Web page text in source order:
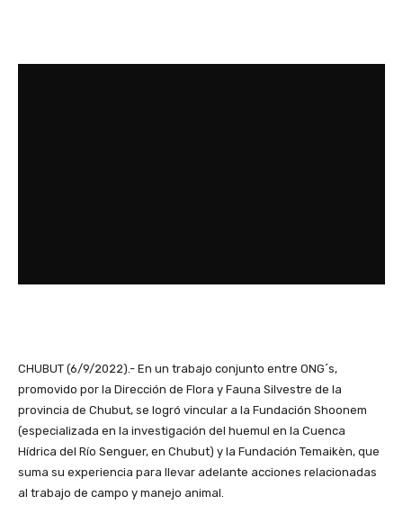
CHUBUT (6/9/2022).- En un trabajo conjunto entre ONG´s,
promovido por la Dirección de Flora y Fauna Silvestre de la
provincia de Chubut, se logró vincular a la Fundación Shoonem
(especializada en la investigación del huemul en la Cuenca
Hídrica del Río Senguer, en Chubut) y la Fundación Temaikèn, que
suma su experiencia para llevar adelante acciones relacionadas
al trabajo de campo y manejo animal.